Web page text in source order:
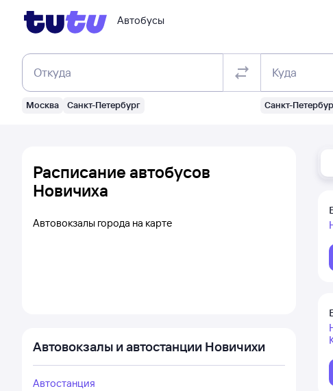
Автобусы
Откуда
Москва Санкт-Петербург
Куда
Санкт-
Расписание автобусов
Новичиха
Автовокзалы города на карте
Автовокзалы и автостанции Новичихи
Автостанция